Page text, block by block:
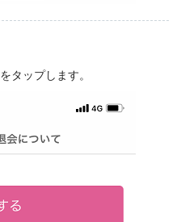
タップします。